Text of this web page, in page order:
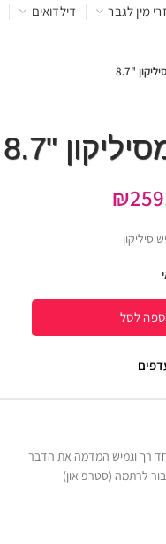
מין לגבר דילדואים
₪
סיליקון
לסל
רך וגמיש המדמה את הדבר
לרתמה (סטרפ און)